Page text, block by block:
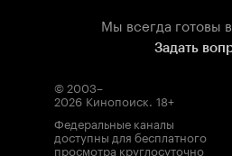
Мы всегда готовы
Задать
© 2003–
2026 Кинопоиск. 18+
Федеральные каналы
доступны для бесплатного
просмотра круглосуточно